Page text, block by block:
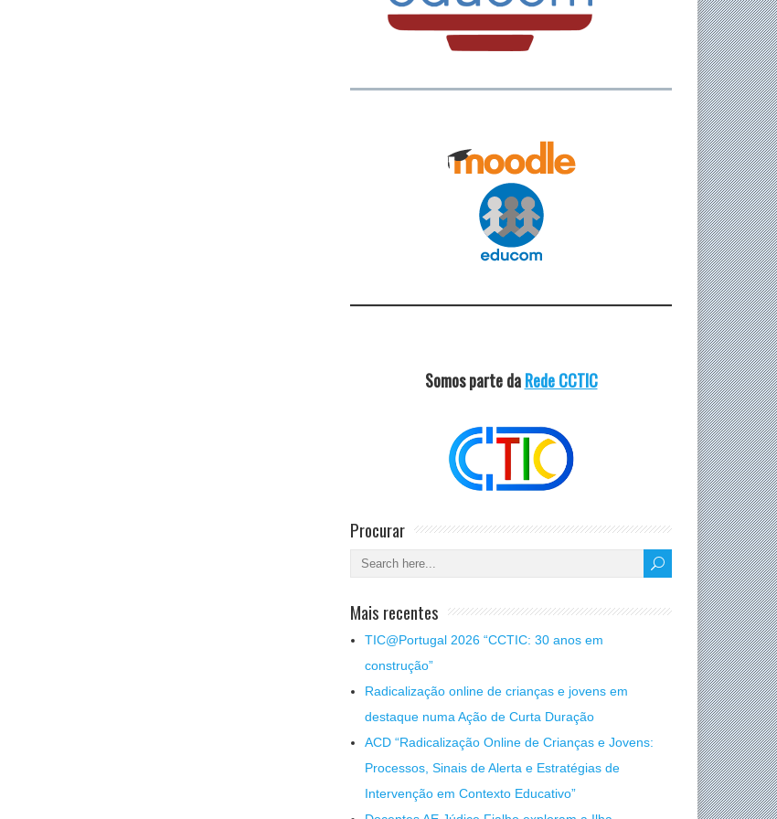
Somos parte daRede CCTIC
Procurar
Mais recentes
TIC@Portugal 2026 “CCTIC: 30 anos em
construção”
Radicalização online de crianças e jovens em
destaque numa Ação de Curta Duração
ACD “Radicalização Online de Crianças e Jovens:
Processos, Sinais de Alerta e Estratégias de
Intervenção em Contexto Educativo”